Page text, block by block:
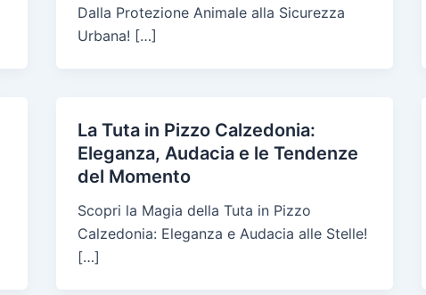
Dalla Protezione Animale alla Sicurezza
Urbana! […]
La Tuta in Pizzo Calzedonia:
Eleganza, Audacia e le Tendenze
del Momento
Scopri la Magia della Tuta in Pizzo
Calzedonia: Eleganza e Audacia alle Stelle!
[…]